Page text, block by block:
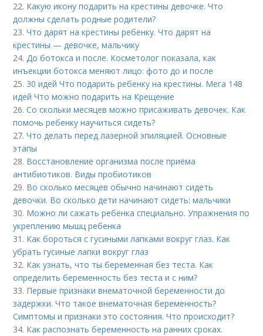
22. Какую икону подарить на крестины девочке. Что
должны сделать родные родители?
23.Что дарят на крестины ребенку. Что дарят на
крестины — девочке, мальчику
24.До ботокса и после. Косметолог показала, как
инъекции ботокса меняют лицо: фото до и после
25. 30 идей Что подарить ребенку на крестины. Мега 148
идей Что можно подарить на Крещение
26.Со скольки месяцев можно присаживать девочек. Как
помочь ребенку научиться сидеть?
27.Что делать перед лазерной эпиляцией. Основные
этапы
28. Восстановление организма после приёма
антибиотиков. Виды пробиотиков
29. Во сколько месяцев обычно начинают сидеть
девочки. Во сколько дети начинают сидеть: мальчики
30. Можно ли сажать ребёнка специально. Упражнения по
укреплению мышц ребенка
31. Как бороться с гусиными лапками вокруг глаз. Как
убрать гусиные лапки вокруг глаз
32. Как узнать, что ты беременная без теста. Как
определить беременность без теста и с ним?
33. Первые признаки внематочной беременности до
задержки. Что такое внематочная беременность?
Симптомы и признаки это состояния. Что происходит?
34. Как распознать беременность на ранних сроках.